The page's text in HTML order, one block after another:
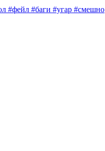
#фейл #баги #угар #смешно